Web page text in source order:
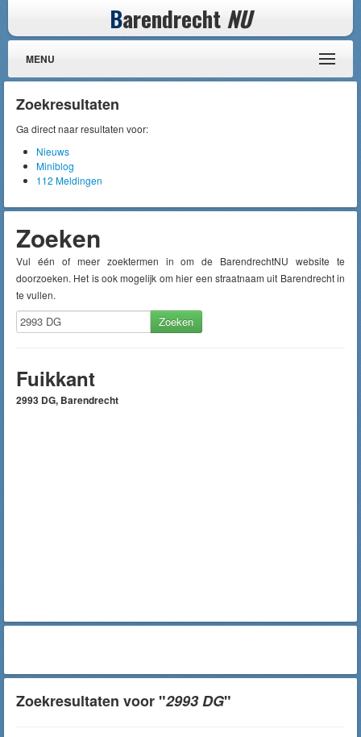
Barendrecht NU
MENU
Zoekresultaten
Ga direct naar resultaten voor:
Nieuws
Miniblog
112 Meldingen
Zoeken
Vul één of meer zoektermen in om de BarendrechtNU website te
doorzoeken. Het is ook mogelijk om hier een straatnaam uit Barendrecht in
te vullen.
Zoeken
Fuikkant
2993 DG, Barendrecht
Zoekresultaten voor "2993 DG"